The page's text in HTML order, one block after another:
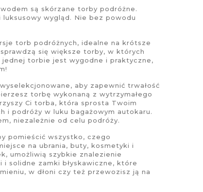
są skórzane torby podróżne.
wygląd. Nie bez powodu
torb podróżnych, idealne na krótsze
się większe torby, w których
torbie jest wygodne i praktyczne,
aby zapewnić trwałość
torbę wykonaną z wytrzymałego
Ci torba, która sprosta Twoim
i podróży w luku bagażowym autokaru.
niezależnie od celu podróży.
pomieścić wszystko, czego
na ubrania, buty, kosmetyki i
umożliwią szybkie znalezienie
solidne zamki błyskawiczne, które
w dłoni czy też przewozisz ją na